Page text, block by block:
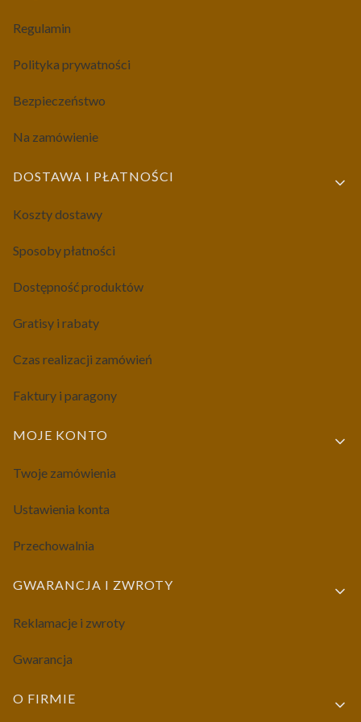
Regulamin
Polityka prywatności
Bezpieczeństwo
Na zamówienie
DOSTAWA I PŁATNOŚCI
Koszty dostawy
Sposoby płatności
Dostępność produktów
Gratisy i rabaty
Czas realizacji zamówień
Faktury i paragony
MOJE KONTO
Twoje zamówienia
Ustawienia konta
Przechowalnia
GWARANCJA I ZWROTY
Reklamacje i zwroty
Gwarancja
O FIRMIE